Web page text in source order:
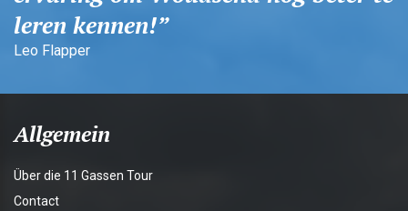
leren kennen!
Leo Flapper
Allgemein
Über die 11 Gassen Tour
Contact